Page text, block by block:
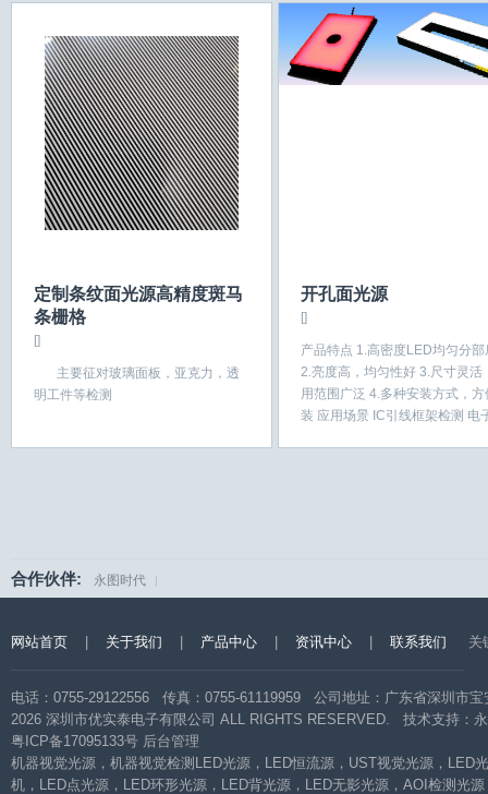
定制条纹面光源高精度斑马
条栅格
[]
主要征对玻璃面板，亚克力，透
明工件等检测
开孔面光源
[]
产品特点 1.高密度LED均匀分部
2.亮度高，均匀性好 3.尺寸灵活
用范围广泛 4.多种安装方式，方
装 应用场景 IC引线框架检测 电
合作伙伴: 永图时代 |
网站首页 关于我们 产品中心 资讯中心 联系我们 关
电话：0755-29122556 传真：0755-61119959 公司地址：广东省深圳市
2026 深圳市优实泰电子有限公司 ALL RIGHTS RESERVED. 技术支持：
粤ICP备17095133号 后台管理
机器视觉光源 ， 机器视觉检测LED光源 ， LED恒流源 ， UST视觉光源 ， LED
机 ， LED点光源 ， LED环形光源 ， LED背光源 ， LED无影光源 ， AOI检测光源